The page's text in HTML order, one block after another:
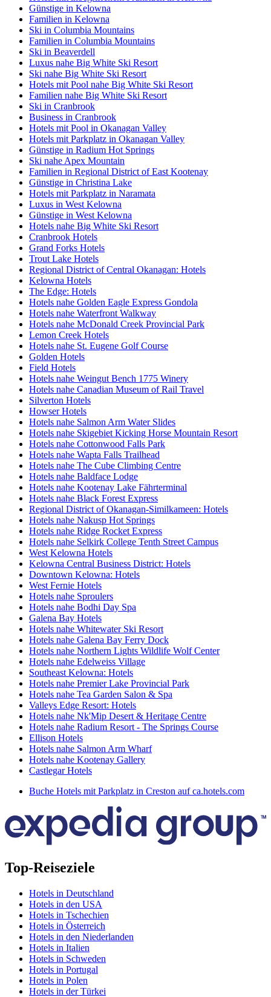
Günstige in Kelowna
Familien in Kelowna
Ski in Columbia Mountains
Familien in Columbia Mountains
Ski in Beaverdell
Luxus nahe Big White Ski Resort
Ski nahe Big White Ski Resort
Hotels mit Pool nahe Big White Ski Resort
Familien nahe Big White Ski Resort
Ski in Cranbrook
Business in Cranbrook
Hotels mit Pool in Okanagan Valley
Hotels mit Parkplatz in Okanagan Valley
Günstige in Radium Hot Springs
Ski nahe Apex Mountain
Familien in Regional District of East Kootenay
Günstige in Christina Lake
Hotels mit Parkplatz in Naramata
Luxus in West Kelowna
Günstige in West Kelowna
Hotels nahe Big White Ski Resort
Cranbrook Hotels
Grand Forks Hotels
Trout Lake Hotels
Regional District of Central Okanagan: Hotels
Kelowna Hotels
The Edge: Hotels
Hotels nahe Golden Eagle Express Gondola
Hotels nahe Waterfront Walkway
Hotels nahe McDonald Creek Provincial Park
Lemon Creek Hotels
Hotels nahe St. Eugene Golf Course
Golden Hotels
Field Hotels
Hotels nahe Weingut Bench 1775 Winery
Hotels nahe Canadian Museum of Rail Travel
Silverton Hotels
Howser Hotels
Hotels nahe Salmon Arm Water Slides
Hotels nahe Skigebiet Kicking Horse Mountain Resort
Hotels nahe Cottonwood Falls Park
Hotels nahe Wapta Falls Trailhead
Hotels nahe The Cube Climbing Centre
Hotels nahe Baldface Lodge
Hotels nahe Kootenay Lake Fährterminal
Hotels nahe Black Forest Express
Regional District of Okanagan-Similkameen: Hotels
Hotels nahe Nakusp Hot Springs
Hotels nahe Ridge Rocket Express
Hotels nahe Selkirk College Tenth Street Campus
West Kelowna Hotels
Kelowna Central Business District: Hotels
Downtown Kelowna: Hotels
West Fernie Hotels
Hotels nahe Sproulers
Hotels nahe Bodhi Day Spa
Galena Bay Hotels
Hotels nahe Whitewater Ski Resort
Hotels nahe Galena Bay Ferry Dock
Hotels nahe Northern Lights Wildlife Wolf Center
Hotels nahe Edelweiss Village
Southeast Kelowna: Hotels
Hotels nahe Premier Lake Provincial Park
Hotels nahe Tea Garden Salon & Spa
Valleys Edge Resort: Hotels
Hotels nahe Nk'Mip Desert & Heritage Centre
Hotels nahe Radium Resort - The Springs Course
Ellison Hotels
Hotels nahe Salmon Arm Wharf
Hotels nahe Kootenay Gallery
Castlegar Hotels
Buche Hotels mit Parkplatz in Creston auf ca.hotels.com
Top-Reiseziele
Hotels in Deutschland
Hotels in den USA
Hotels in Tschechien
Hotels in Österreich
Hotels in den Niederlanden
Hotels in Italien
Hotels in Schweden
Hotels in Portugal
Hotels in Polen
Hotels in der Türkei